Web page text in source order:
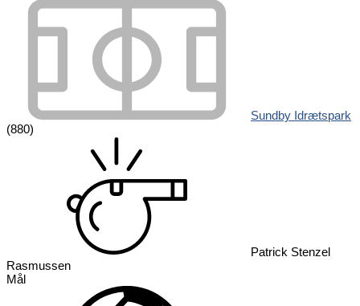
Sundby Idrætspark
(880)
Patrick Stenzel
Rasmussen
Mål